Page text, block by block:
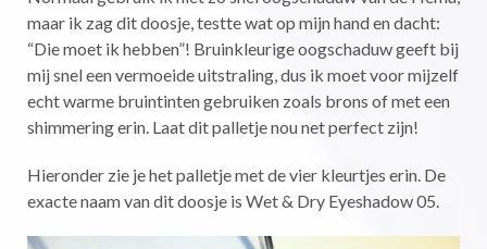
maar ik zag dit doosje, testte wat op mijn hand en dacht:
“Die moet ik hebben”! Bruinkleurige oogschaduw geeft bij
mij snel een vermoeide uitstraling, dus ik moet voor mijzelf
echt warme bruintinten gebruiken zoals brons of met een
shimmering erin. Laat dit palletje nou net perfect zijn!
Hieronder zie je het palletje met de vier kleurtjes erin. De
exacte naam van dit doosje is Wet & Dry Eyeshadow 05.